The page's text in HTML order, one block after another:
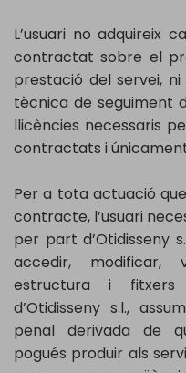
L’usuari no adquireix
contractat sobre el
prestació del servei,
tècnica de seguiment
llicències necessaris
contractats i
Per a tota actuació
contracte, l’usuari
per part d’Otidisseny
accedir, modificar,
estructura i fitxers
d’Otidisseny s.l.,
penal derivada de
pogués produir als